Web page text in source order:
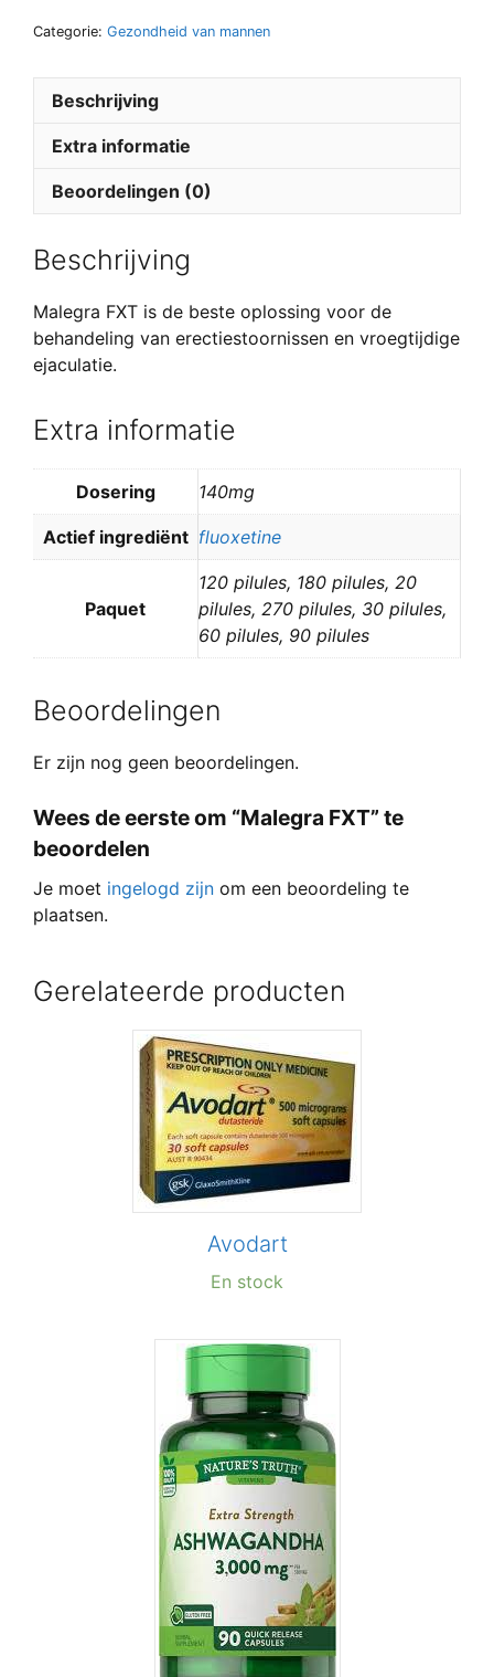
Categorie: Gezondheid van mannen
Beschrijving
Extra informatie
Beoordelingen (0)
Beschrijving
Malegra FXT is de beste oplossing voor de
behandeling van erectiestoornissen en vroegtijdige
ejaculatie.
Extra informatie
Dosering 140mg
Actief ingrediënt fluoxetine
Paquet
120 pilules, 180 pilules, 20
pilules, 270 pilules, 30 pilules,
60 pilules, 90 pilules
Beoordelingen
Er zijn nog geen beoordelingen.
Wees de eerste om “Malegra FXT” te
beoordelen
Je moet ingelogd zijn om een beoordeling te
plaatsen.
Gerelateerde producten
Avodart
En stock